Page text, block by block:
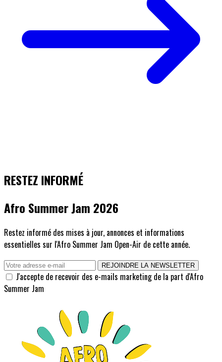
RESTEZ INFORMÉ
Afro Summer Jam 2026
Restez informé des mises à jour, annonces et informations
essentielles sur l'Afro Summer Jam Open-Air de cette année.
REJOINDRE LA NEWSLETTER
J'accepte de recevoir des e-mails marketing de la part d'Afro
Summer Jam